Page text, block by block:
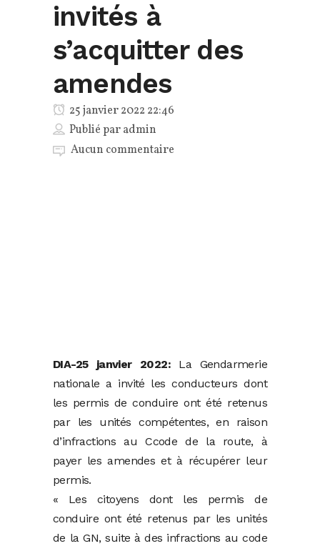
invités à
s’acquitter des
amendes
25 janvier 2022 22:46
Publié paradmin
Aucun commentaire
DIA-25 janvier 2022: La Gendarmerie
nationale a invité les conducteurs dont
les permis de conduire ont été retenus
par les unités compétentes, en raison
d’infractions au Ccode de la route, à
payer les amendes et à récupérer leur
permis.
« Les citoyens dont les permis de
conduire ont été retenus par les unités
de la GN, suite à des infractions au code